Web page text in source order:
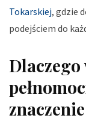
Tokarskiej, gdzie
podejściem do
Dlaczego